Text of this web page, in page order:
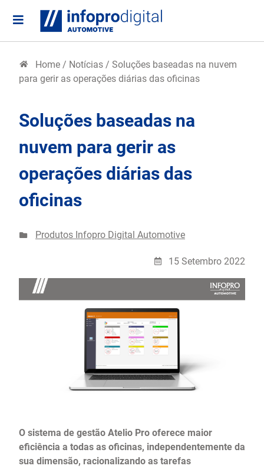
Home / Notícias / Soluções baseadas na nuvem
para gerir as operações diárias das oficinas
Soluções baseadas na
nuvem para gerir as
operações diárias das
oficinas
Produtos Infopro Digital Automotive
15 Setembro 2022
O sistema de gestão Atelio Pro oferece maior
eficiência a todas as oficinas, independentemente da
sua dimensão, racionalizando as tarefas